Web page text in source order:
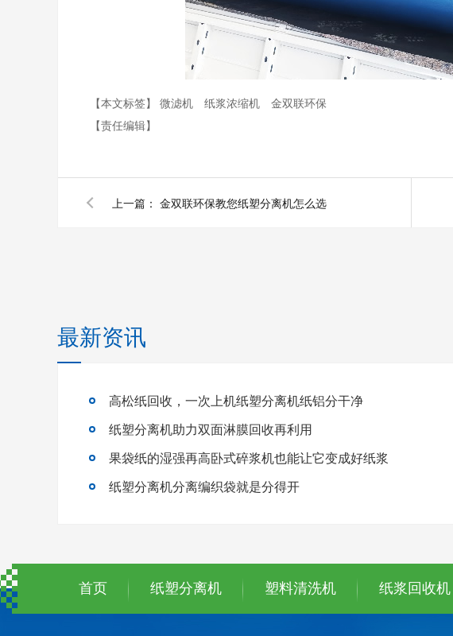
【本文标签】 微滤机 纸浆浓缩机
金双联环保
【责任编辑】
上一篇： 金双联环保教您纸塑分离机怎么选
最新资讯
高松纸回收，一次上机纸塑分离机纸铝分干净
纸塑分离机助力双面淋膜回收再利用
果袋纸的湿强再高卧式碎浆机也能让它变成好纸浆
纸塑分离机分离编织袋就是分得开
首页 纸塑分离机 塑料清洗机 纸浆回收机